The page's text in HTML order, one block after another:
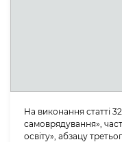
На виконання статті
самоврядування»,
освіту», абзацу